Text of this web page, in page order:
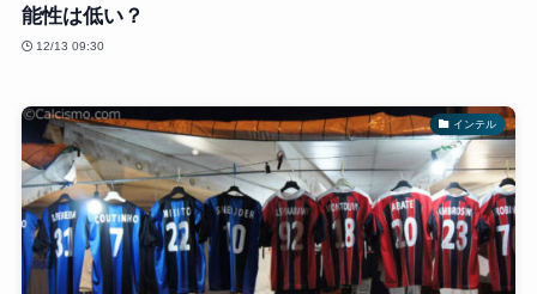
能性は低い？
12/13 09:30
インテル